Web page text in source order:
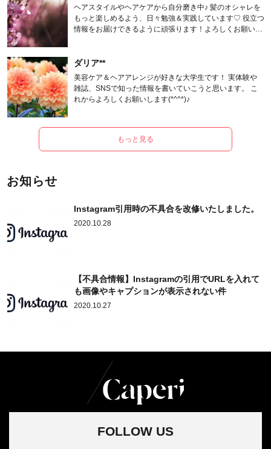
ヘアスタイルやヘアケアから自分磨き中♪ 髪のオシャレを
もっと楽しめるよう、日々勉強＆実践しています♡ 役立つ
情報をお届けできるように頑張ります！よろしくお願いし
ダリア**
美容ケア＆ヘアアレンジが好きな大学生です！ 実体験や
雑誌、SNSで知った情報を書いていこうと思います。 こ
れからよろしくお願いします(*^^*)♪
もっと見る
お知らせ
Instagram引用時の不具合を改修いたしました。
2020.10.28
【不具合情報】Instagramの引用でURLを入れて
も画像やキャプションが表示されない件
2020.10.27
FOLLOW US